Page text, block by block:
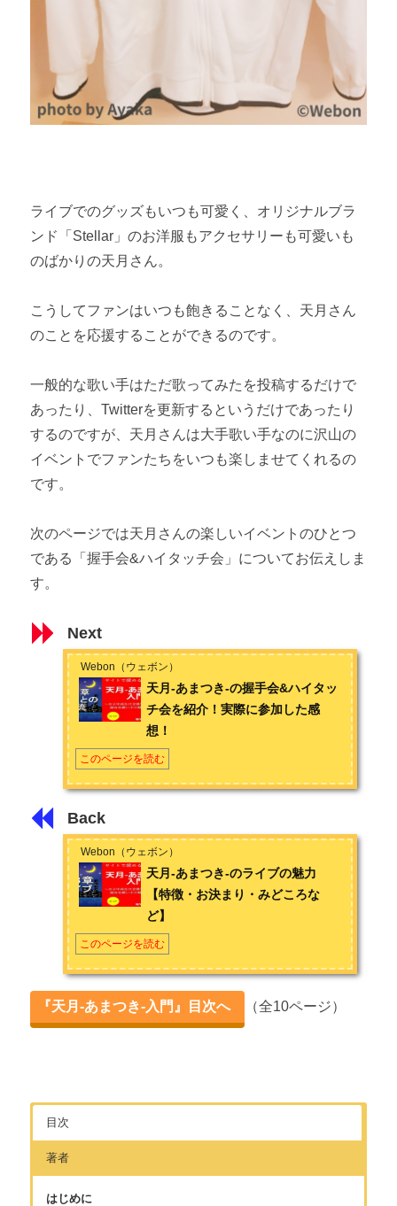
ライブでのグッズもいつも可愛く、オリジナルブラ
ンド「Stellar」のお洋服もアクセサリーも可愛いも
のばかりの天月さん。
こうしてファンはいつも飽きることなく、天月さん
のことを応援することができるのです。
一般的な歌い手はただ歌ってみたを投稿するだけで
あったり、Twitterを更新するというだけであったり
するのですが、天月さんは大手歌い手なのに沢山の
イベントでファンたちをいつも楽しませてくれるの
です。
次のページでは天月さんの楽しいイベントのひとつ
である「握手会&ハイタッチ会」についてお伝えしま
す。
Next
Webon（ウェボン）
天月-あまつき-の握手会&ハイタッ
チ会を紹介！実際に参加した感
想！
このページを読む
Back
Webon（ウェボン）
天月-あまつき-のライブの魅力
【特徴・お決まり・みどころな
ど】
このページを読む
『天月-あまつき-入門』目次へ （全10ページ）
目次
著者
はじめに